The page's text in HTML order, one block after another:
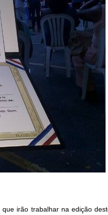
irão trabalhar na edição